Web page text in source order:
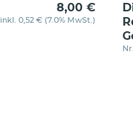
8,00 €
inkl. 0,52 € (7.0% MwSt.)